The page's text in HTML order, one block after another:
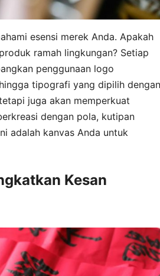
esensi merek Anda. Apakah
ramah lingkungan? Setiap
penggunaan logo
tipografi yang dipilih dengan
juga akan memperkuat
dengan pola, kutipan
adalah kanvas Anda untuk
Kesan